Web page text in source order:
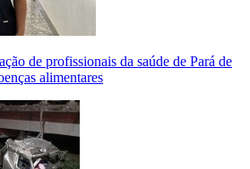
de profissionais da saúde de Pará de
alimentares